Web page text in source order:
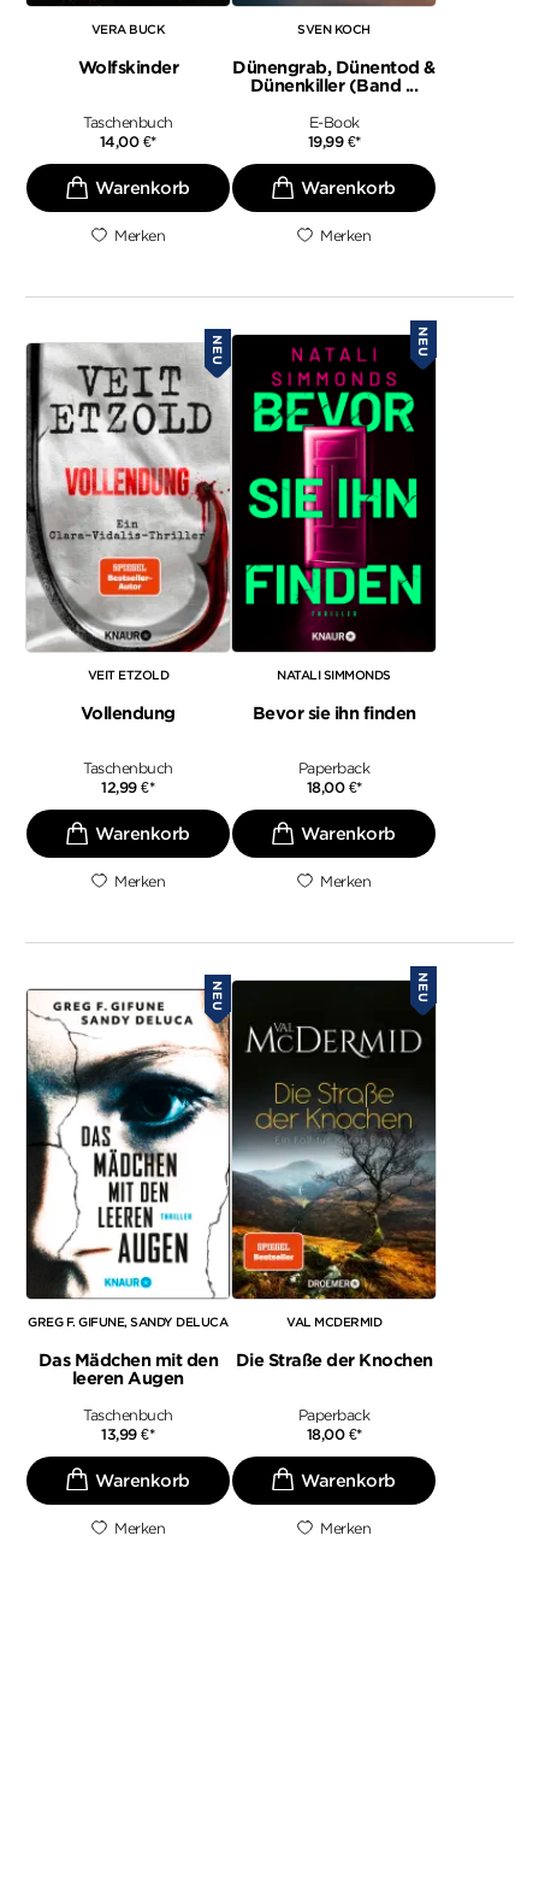
VERA BUCK
Wolfskinder
Taschenbuch
14,00 €*
Merken
SVEN KOCH
Dünengrab, Dünentod &
Dünenkiller (Band ...
E-Book
19,99 €*
Merken
NEU
VEIT ETZOLD
Vollendung
Taschenbuch
12,99€*
Merken
NEU
NATALI SIMMONDS
Bevor sie ihn finden
Paperback
18,00 €*
Merken
NEU
GREG F. GIFUNE SANDY DELUCA
Das Mädchen mit den
leeren Augen
Taschenbuch
13,99€*
Merken
NEU
VAL MCDERMID
Die Straße der Knochen
Paperback
18,00 €*
Merken